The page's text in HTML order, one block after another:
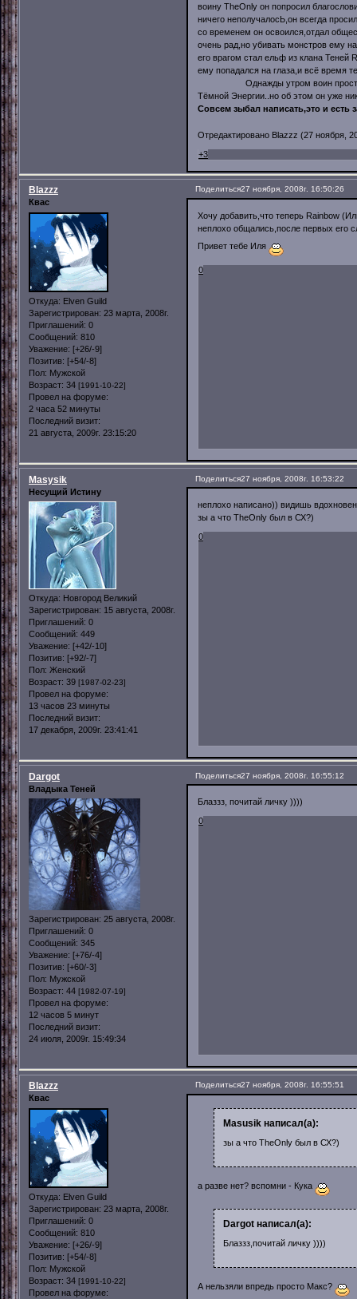
воину TheOnly он попросил
ничего неполучалосЬ,он всегда
со временем он освоился,отдал
очень рад,но убивать монстров ему
его врагом стал ельф из клана Теней
ему попадался на глаза,и всё время
Однажды утром воин просто
Тёмной Энергии..но об этом он уже
Совсем зыбал написать,это и есть
Отредактировано Blazzz (27 ноября,
+3
Поделиться27 ноября, 2008г. 16:50:26
Blazzz
Квас
Откуда: Elven Guild
Зарегистрирован: 23 марта, 2008г.
Приглашений: 0
Сообщений: 810
Уважение: [+26/-9]
Позитив: [+54/-8]
Пол: Мужской
Возраст: 34 [1991-10-22]
Провел на форуме:
2 часа 52 минуты
Последний визит:
21 августа, 2009г. 23:15:20
Хочу добавить,что теперь Rainbow
неплохо общались,после первых его
Привет тебе Иля
0
Поделиться27 ноября, 2008г. 16:53:22
Masysik
Несущий Истину
Откуда: Новгород Великий
Зарегистрирован: 15 августа, 2008г.
Приглашений: 0
Сообщений: 449
Уважение: [+42/-10]
Позитив: [+92/-7]
Пол: Женский
Возраст: 39 [1987-02-23]
Провел на форуме:
13 часов 23 минуты
Последний визит:
17 декабря, 2009г. 23:41:41
неплохо написано)) видишь
зы а что TheOnly был в СХ?)
0
Поделиться27 ноября, 2008г. 16:55:12
Dargot
Владыка Теней
Зарегистрирован: 25 августа, 2008г.
Приглашений: 0
Сообщений: 345
Уважение: [+76/-4]
Позитив: [+60/-3]
Пол: Мужской
Возраст: 44 [1982-07-19]
Провел на форуме:
12 часов 5 минут
Последний визит:
24 июля, 2009г. 15:49:34
Блаззз, почитай личку ))))
0
Поделиться27 ноября, 2008г. 16:55:51
Blazzz
Квас
Откуда: Elven Guild
Зарегистрирован: 23 марта, 2008г.
Приглашений: 0
Сообщений: 810
Уважение: [+26/-9]
Позитив: [+54/-8]
Пол: Мужской
Возраст: 34 [1991-10-22]
Провел на форуме:
Masusik написал(а):
зы а что TheOnly был в СХ?)
а разве нет? вспомни - Кука
Dargot написал(а):
Блаззз,почитай личку ))))
А нельзяли впредь просто Макс?